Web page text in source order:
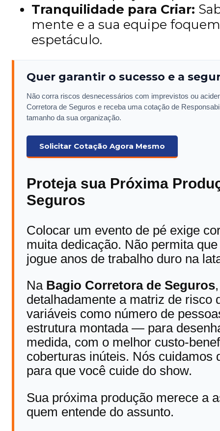
Tranquilidade para Criar:
mente e a sua equipe
espetáculo.
Quer garantir o sucesso e a
Não corra riscos desnecessários com imprevistos ou
Corretora de Seguros e receba uma cotação de
tamanho da sua organização.
Solicitar Cotação Agora Mesmo
Proteja sua Próxima
Seguros
Colocar um evento de pé exige
muita dedicação. Não permita
jogue anos de trabalho duro na
Na Bagio Corretora de Seguros
detalhadamente a matriz de
variáveis como número de
estrutura montada — para
medida, com o melhor custo-
coberturas inúteis. Nós cuidamos
para que você cuide do show.
Sua próxima produção merece a
quem entende do assunto.